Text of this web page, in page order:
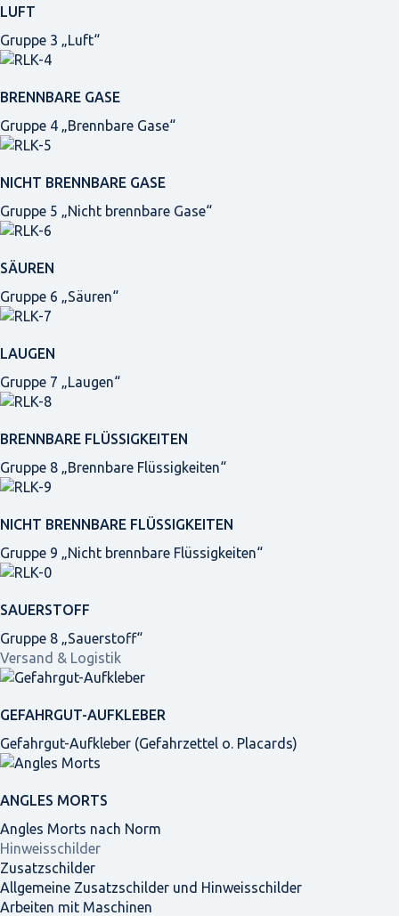
LUFT
Gruppe 3 „Luft“
BRENNBARE GASE
Gruppe 4 „Brennbare Gase“
NICHT BRENNBARE GASE
Gruppe 5 „Nicht brennbare Gase“
SÄUREN
Gruppe 6 „Säuren“
LAUGEN
Gruppe 7 „Laugen“
BRENNBARE FLÜSSIGKEITEN
Gruppe 8 „Brennbare Flüssigkeiten“
NICHT BRENNBARE FLÜSSIGKEITEN
Gruppe 9 „Nicht brennbare Flüssigkeiten“
SAUERSTOFF
Gruppe 8 „Sauerstoff“
Versand & Logistik
GEFAHRGUT-AUFKLEBER
Gefahrgut-Aufkleber (Gefahrzettel o. Placards)
ANGLES MORTS
Angles Morts nach Norm
Hinweisschilder
Zusatzschilder
Allgemeine Zusatzschilder und Hinweisschilder
Arbeiten mit Maschinen